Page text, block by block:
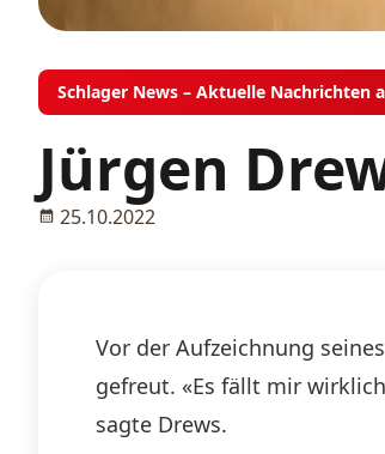
Schlager News – Aktuelle Nachrichten
Jürgen
25.10.2022
Vor der Aufzeichnung
gefreut. «Es fällt mir
sagte Drews.